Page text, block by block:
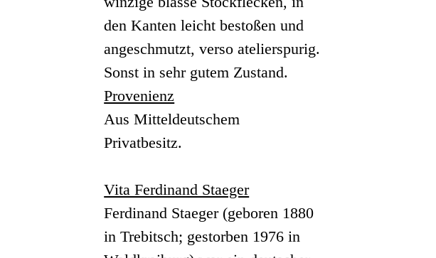
den Kanten leicht bestoßen und
angeschmutzt, verso atelierspurig.
Sonst in sehr gutem Zustand.
Provenienz
Aus Mitteldeutschem
Privatbesitz.
Vita Ferdinand Staeger
Ferdinand Staeger (geboren 1880
in Trebitsch; gestorben 1976 in